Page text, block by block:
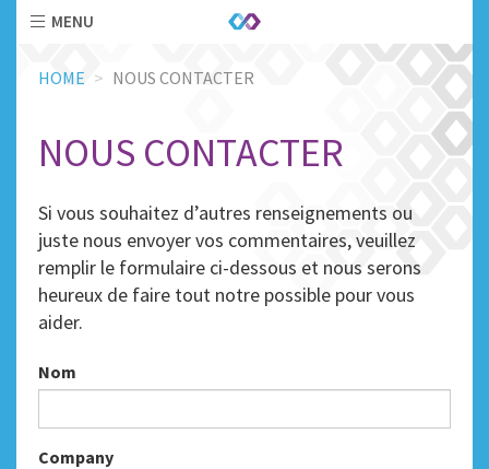
HOME NOUS CONTACTER
NOUS CONTACTER
Si vous souhaitez d’autres renseignements ou
juste nous envoyer vos commentaires, veuillez
remplir le formulaire ci-dessous et nous serons
heureux de faire tout notre possible pour vous
aider.
Nom
Company
MENU